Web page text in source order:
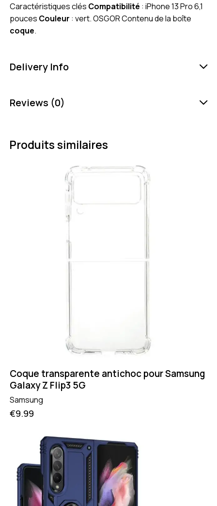
Caractéristiques clés Compatibilité : iPhone 13 Pro 6,1
pouces Couleur : vert. OSGOR Contenu de la boîte
coque.
Delivery Info
Reviews (0)
Produits similaires
Coque transparente antichoc pour Samsung
Galaxy Z Flip3 5G
Samsung
€9.99